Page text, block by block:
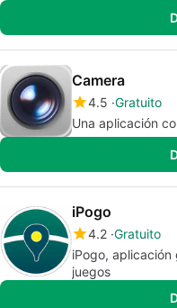
Camera
4.5 Gratuito
Una aplicación
iPogo
4.2 Gratuito
iPogo,
juegos